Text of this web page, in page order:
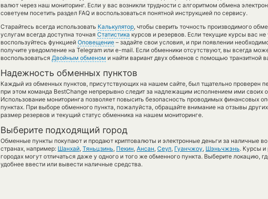
валют через наш мониторинг. Если у вас возникли трудности с алгоритмом обмена
советуем посетить раздел FAQ и воспользоваться понятной инструкцией по сервису.
Старайтесь всегда использовать Калькулятор, чтобы сверить точность производимого
услугам всегда доступна точная Статистика курсов и резервов. Если текущие курсы вас
воспользуйтесь функцией Оповещение – задайте свои условия, и при появлении
получите уведомление на Telegram или e-mail. Если обменники отсутствуют, вы всегда
воспользоваться Двойным обменом и найти вариант двух обменов с помощью транзитной
Надежность обменных пунктов
Каждый из обменных пунктов, присутствующих на нашем сайте, был тщательно проверен
при этом команда BestChange непрерывно следит за надлежащим исполнением ими своих
Использование мониторинга позволяет повысить безопасность проводимых финансовых
пунктах. При выборе обменного пункта, пожалуйста, обращайте внимание на отзывы
размер резервов и текущий статус обменника на нашем мониторинге.
Выберите подходящий город
Обменные пункты покупают и продают криптовалюты и электронные деньги за наличные
странах, например: Шанхай, Тяньцзинь, Пекин, Ансан, Сеул, Гуанчжоу, Шэньчжэнь. Курсы и
городах могут отличаться даже у одного и того же обменного пункта. Выберите локацию,
удобнее ввести или вывести наличные средства.